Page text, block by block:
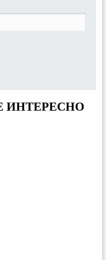
ИНТЕРЕСНО